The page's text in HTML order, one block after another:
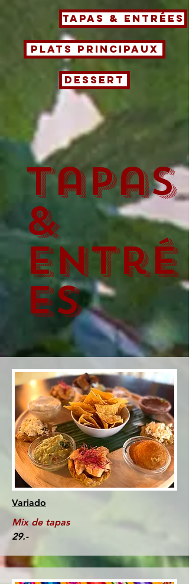
tapas & entrées
Plats principaux
Dessert
Tapas
&
entré
es
Variado
Mix de tapas
29.-